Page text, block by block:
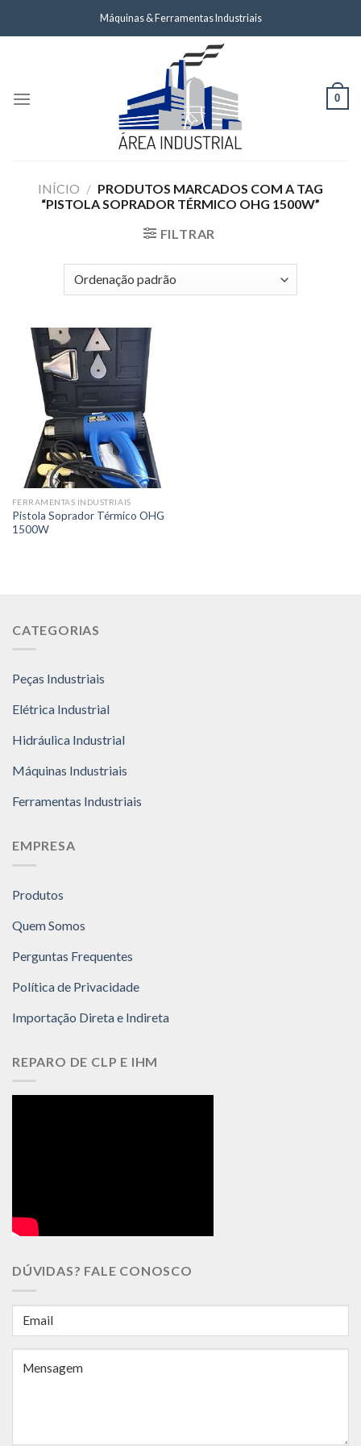
Máquinas & Ferramentas Industriais
0
INÍCIO / PRODUTOS MARCADOS COM A TAG
“PISTOLA SOPRADOR TÉRMICO OHG 1500W”
FILTRAR
FERRAMENTAS INDUSTRIAIS
Pistola Soprador Térmico OHG
1500W
CATEGORIAS
Peças Industriais
Elétrica Industrial
Hidráulica Industrial
Máquinas Industriais
Ferramentas Industriais
EMPRESA
Produtos
Quem Somos
Perguntas Frequentes
Política de Privacidade
Importação Direta e Indireta
REPARO DE CLP E IHM
DÚVIDAS? FALE CONOSCO